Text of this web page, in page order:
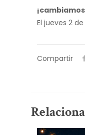
El jueves 2
Compartir